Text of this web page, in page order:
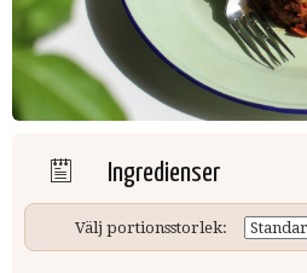
Ingredienser
Välj portionsstorlek: